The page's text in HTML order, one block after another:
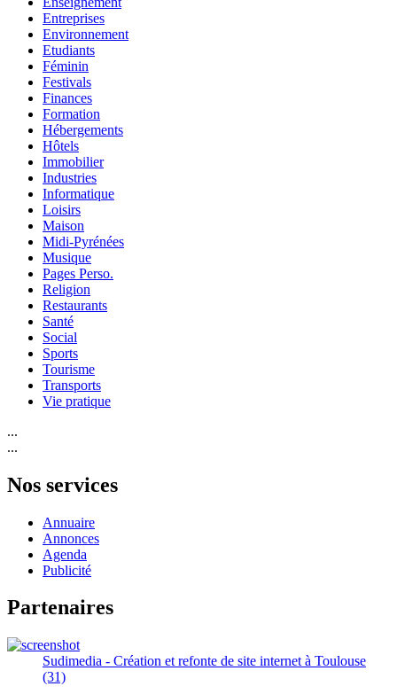
Entreprises
Environnement
Etudiants
Féminin
Festivals
Finances
Formation
Hébergements
Hôtels
Immobilier
Industries
Informatique
Loisirs
Maison
Midi-Pyrénées
Musique
Pages Perso.
Religion
Restaurants
Santé
Social
Sports
Tourisme
Transports
Vie pratique
...
...
Nos services
Annuaire
Annonces
Agenda
Publicité
Partenaires
Sudimedia - Création et refonte de site internet à Toulouse
(31)